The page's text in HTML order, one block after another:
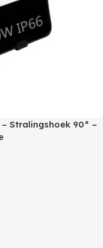
Stralingshoek 90° –